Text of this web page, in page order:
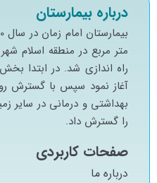
درباره بیمارستان
متر مربع در منطقه اسلام
راه اندازي شد. در ابتدا
آغاز نمود سپس با گسترش
بهداشتي و درماني در ساير
را گسترش داد.
صفحات کاربردی
درباره ما